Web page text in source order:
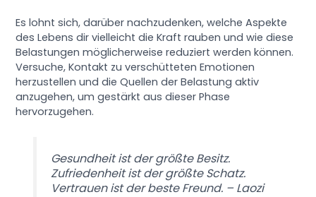
Es lohnt sich, darüber nachzudenken, welche Aspekte
des Lebens dir vielleicht die Kraft rauben und wie diese
Belastungen möglicherweise reduziert werden können.
Versuche, Kontakt zu verschütteten Emotionen
herzustellen und die Quellen der Belastung aktiv
anzugehen, um gestärkt aus dieser Phase
hervorzugehen.
Gesundheit ist der größte Besitz.
Zufriedenheit ist der größte Schatz.
Vertrauen ist der beste Freund. – Laozi